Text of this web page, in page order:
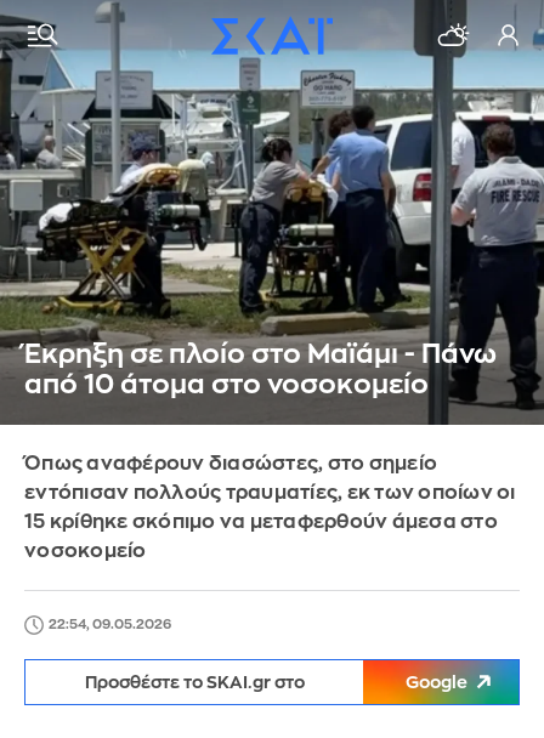
Έκρηξη σε πλοίο στο Μαϊάμι - Πάνω
από 10 άτομα στο νοσοκομείο
Όπως αναφέρουν διασώστες, στο σημείο
εντόπισαν πολλούς τραυματίες, εκ των οποίων οι
15 κρίθηκε σκόπιμο να μεταφερθούν άμεσα στο
νοσοκομείο
22:54, 09.05.2026
Προσθέστε το SKAI.gr στο Google